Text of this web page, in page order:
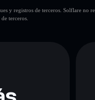
y registros de terceros. Solflare no
terceros.